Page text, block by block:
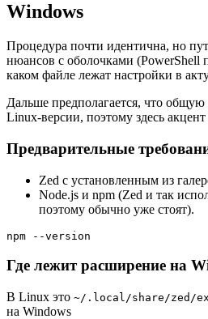
Windows
Процедура почти идентична, но
нюансов с оболочками (PowerShell
каком файле лежат настройки в
Дальше предполагается, что
Linux-версии, поэтому здесь
Предварительные
Zed с установленным из
Node.js и npm (Zed и так
поэтому обычно уже стоят).
npm --version
Где лежит расширение на
В Linux это ~/.local/share/zed/
на Windows